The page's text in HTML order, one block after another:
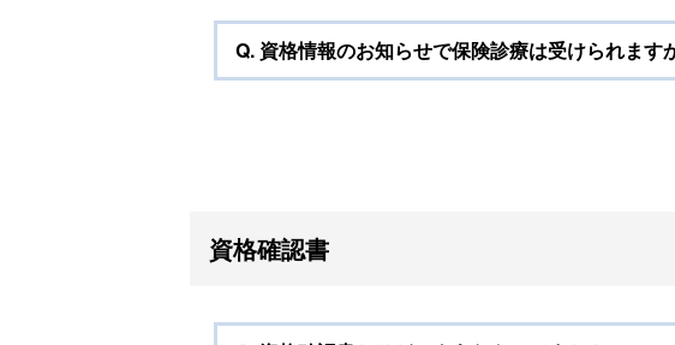
Q. 資格情報のお知らせで保険診療は受けられます
資格確認書